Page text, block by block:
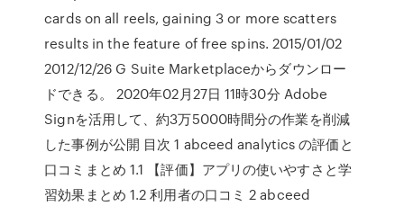
cards on all reels, gaining 3 or more scatters
results in the feature of free spins. 2015/01/02
2012/12/26 G Suite Marketplaceからダウンロー
ドできる。 2020年02月27日 11時30分 Adobe
Signを活用して、約3万5000時間分の作業を削減
した事例が公開 目次 1 abceed analytics の評価と
口コミまとめ 1.1 【評価】アプリの使いやすさと学
習効果まとめ 1.2 利用者の口コミ 2 abceed